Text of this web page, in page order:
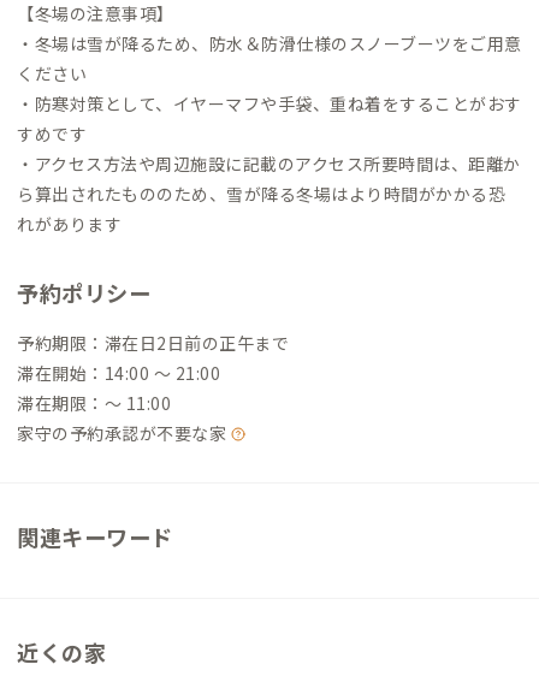
【冬場の注意事項】
・冬場は雪が降るため、防水＆防滑仕様のスノーブーツをご用意
ください
・防寒対策として、イヤーマフや手袋、重ね着をすることがおす
すめです
・アクセス方法や周辺施設に記載のアクセス所要時間は、距離か
ら算出されたもののため、雪が降る冬場はより時間がかかる恐
れがあります
予約ポリシー
予約期限：滞在日2日前の正午まで
滞在開始：14:00 〜 21:00
滞在期限：〜 11:00
家守の予約承認が不要な家
関連キーワード
近くの家